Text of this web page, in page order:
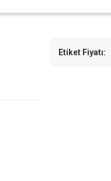
Etiket Fiyatı: